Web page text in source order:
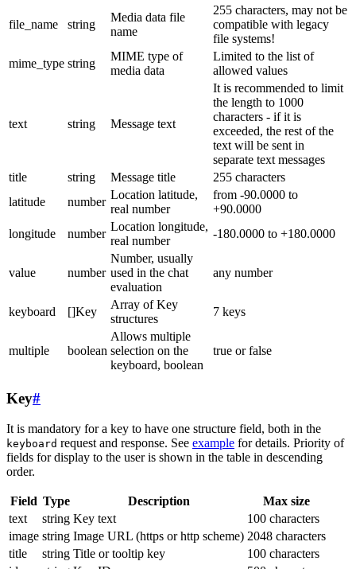
file_name string
Media data file
name
255 characters, may not be
compatible with legacy
file systems!
mime_type string
MIME type of
media data
Limited to the list of
allowed values
text string Message text
It is recommended to limit
the length to 1000
characters - if it is
exceeded, the rest of the
text will be sent in
separate text messages
title
string Message title
255 characters
latitude
number
Location latitude,
real number
from -90.0000 to
+90.0000
longitude
number
Location longitude,
real number
-180.0000 to +180.0000
value number
Number, usually
used in the chat
evaluation
any number
keyboard []Key
Array of Key
structures
7 keys
multiple boolean
Allows multiple
selection on the
keyboard, boolean
true or false
Key#
It is mandatory for a key to have one structure field, both in the
keyboard request and response. See example for details. Priority of
fields for display to the user is shown in the table in descending
order.
Field Type Description
Max size
text
string Key text
100 characters
image string Image URL (https or http scheme) 2048 characters
title
string Title or tooltip key
100 characters